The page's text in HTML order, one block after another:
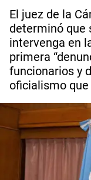
El juez de la
determinó que
intervenga en
primera
funcionarios y
oficialismo